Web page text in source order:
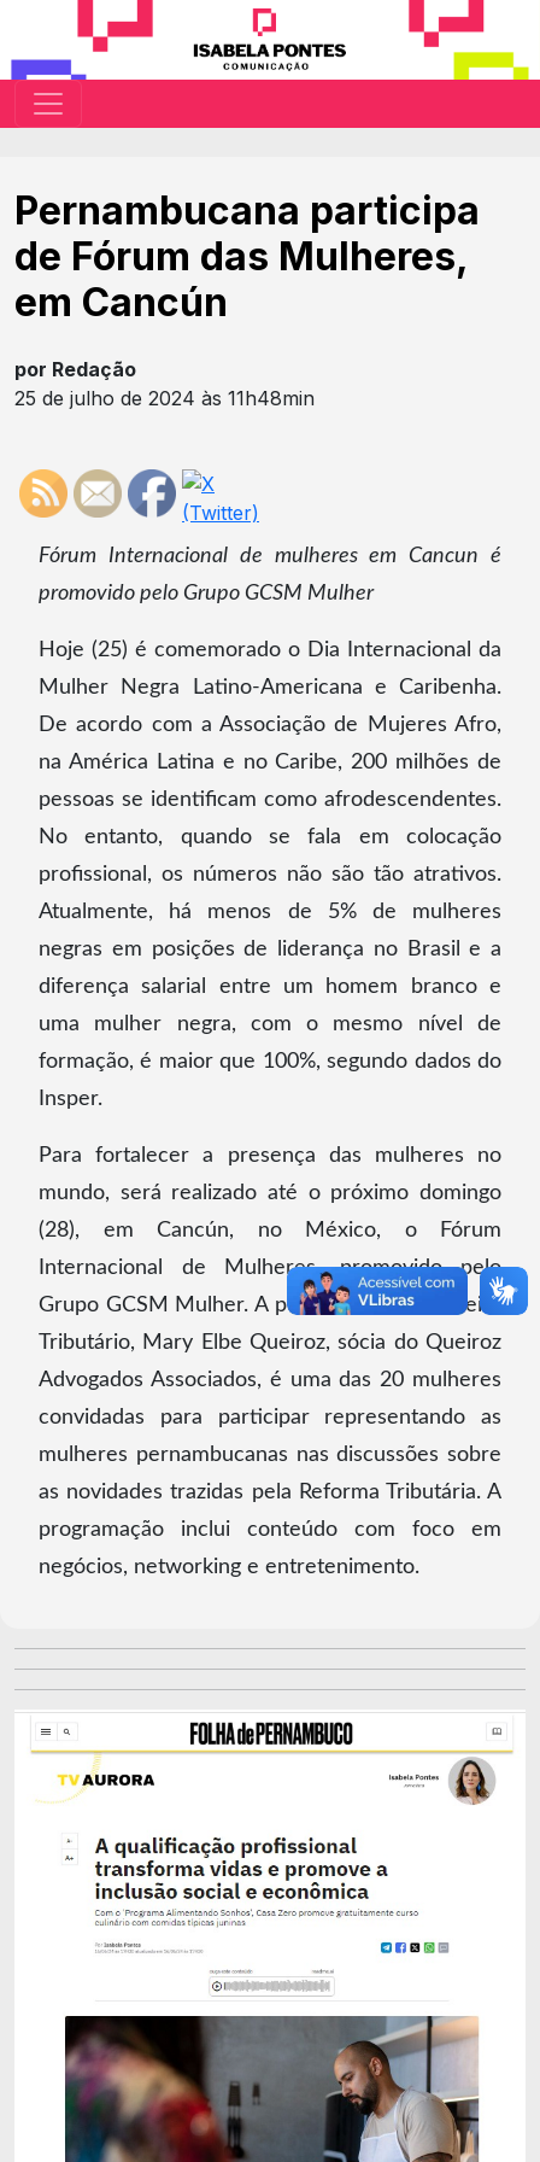
Pernambucana participa
de Fórum das Mulheres,
em Cancún
por Redação
25 de julho de 2024 às 11h48min
Fórum Internacional de mulheres em Cancun é
promovido pelo Grupo GCSM Mulher
Hoje (25) é comemorado o Dia Internacional da
Mulher Negra Latino-Americana e Caribenha.
De acordo com a Associação de Mujeres Afro,
na América Latina e no Caribe, 200 milhões de
pessoas se identificam como afrodescendentes.
No entanto, quando se fala em colocação
profissional, os números não são tão atrativos.
Atualmente, há menos de 5% de mulheres
negras em posições de liderança no Brasil e a
diferença salarial entre um homem branco e
uma mulher negra, com o mesmo nível de
formação, é maior que 100%, segundo dados do
Insper.
Para fortalecer a presença das mulheres no
mundo, será realizado até o próximo domingo
(28), em Cancún, no México, o Fórum
Internacional de Mulheres, promovido pelo
Grupo GCSM Mulher. A pós-doutora em Direito
Tributário, Mary Elbe Queiroz, sócia do Queiroz
Advogados Associados, é uma das 20 mulheres
convidadas para participar representando as
mulheres pernambucanas nas discussões sobre
as novidades trazidas pela Reforma Tributária. A
programação inclui conteúdo com foco em
negócios, networking e entretenimento.